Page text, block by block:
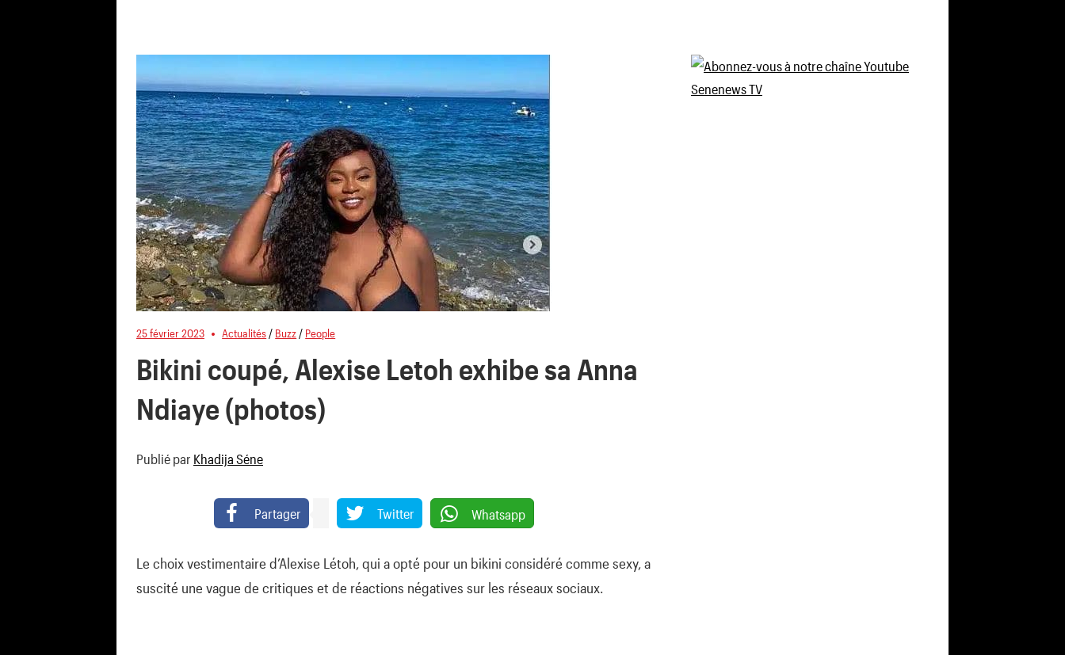
25 février 2023 Actualités / Buzz / People
Bikini coupé, Alexise Letoh exhibe sa Anna
Ndiaye (photos)
Publié par Khadija Séne
Partager Twitter Whatsapp
Le choix vestimentaire d’Alexise Létoh, qui a opté pour un bikini considéré comme sexy, a
suscité une vague de critiques et de réactions négatives sur les réseaux sociaux.